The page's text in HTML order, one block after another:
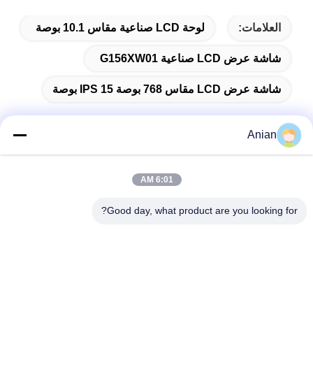
العلامات: لوحة LCD صناعية مقاس 10.1 بوصة
شاشة عرض LCD صناعية G156XW01
شاشة عرض LCD مقاس 768 بوصة IPS 15 بوصة
العنوان
Anian
6:01 AM
Good day, what product are you looking for?